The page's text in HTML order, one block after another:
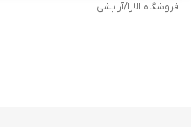
فروشگاه الارا/آرایشی